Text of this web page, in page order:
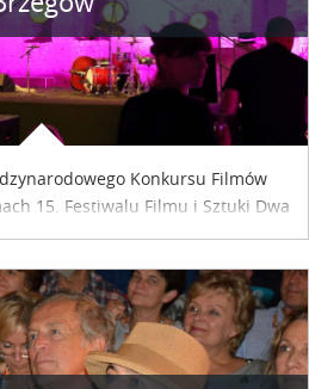
Konkursu Filmów
15. Festiwalu Filmu i Sztuki Dwa
zgłoszeń mija z dniem 15 maja.